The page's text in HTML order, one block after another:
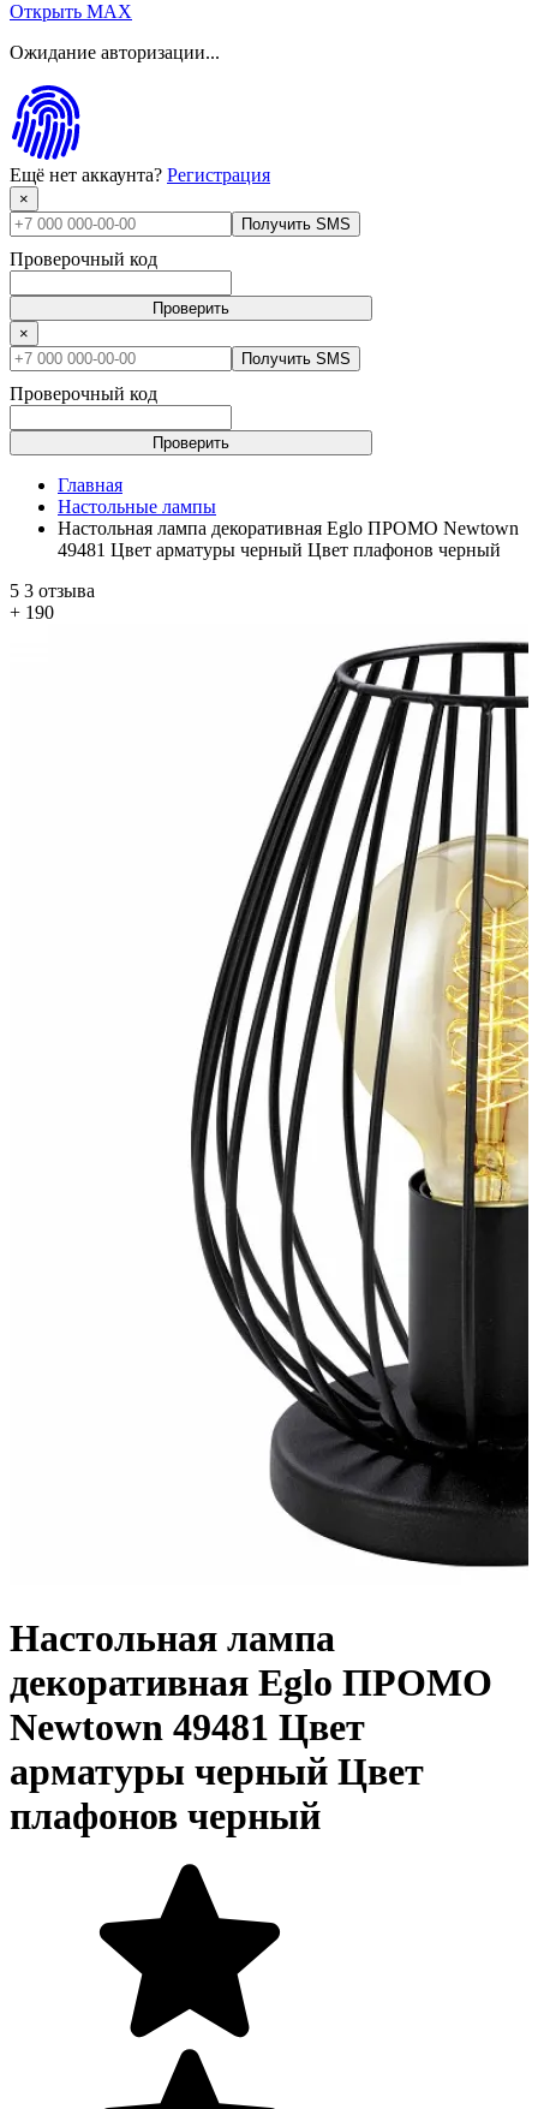
Открыть MAX
Ожидание авторизации...
Ещё нет аккаунта? Регистрация
×
Получить SMS
Проверочный код
Проверить
×
Получить SMS
Проверочный код
Проверить
Главная
Настольные лампы
Настольная лампа декоративная Eglo ПРОМО Newtown
49481 Цвет арматуры черный Цвет плафонов черный
5 3 отзыва
+ 190
Настольная лампа
декоративная Eglo ПРОМО
Newtown 49481 Цвет
арматуры черный Цвет
плафонов черный